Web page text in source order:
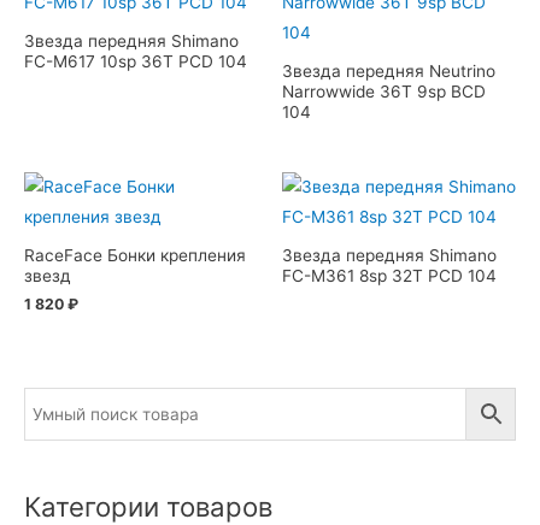
Звезда передняя Shimano
FC-M617 10sp 36T PCD 104
Звезда передняя Neutrino
Narrowwide 36T 9sp BCD
104
RaceFace Бонки крепления
звезд
1 820 ₽
Звезда передняя Shimano
FC-M361 8sp 32T PCD 104
Категории товаров